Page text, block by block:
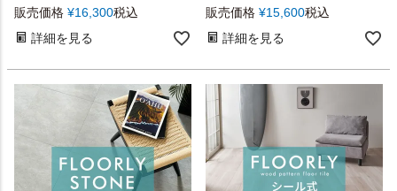
販売価格 ¥16,300税込
詳細を見る
販売価格 ¥15,600税込
詳細を見る